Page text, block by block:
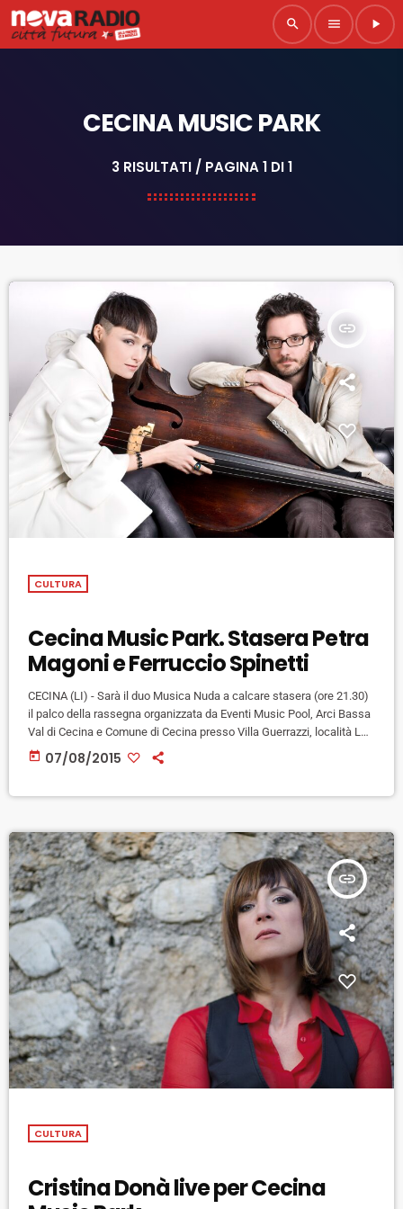
search menu play_arrow
CECINA MUSIC PARK
3 RISULTATI / PAGINA 1 DI 1
insert_link
CULTURA
Cecina Music Park. Stasera Petra
Magoni e Ferruccio Spinetti
CECINA (LI) - Sarà il duo Musica Nuda a calcare stasera (ore 21.30)
il palco della rassegna organizzata da Eventi Music Pool, Arci Bassa
Val di Cecina e Comune di Cecina presso Villa Guerrazzi, località La
Cinquantina. Petra Magoni e Ferrucci Spinetti arrivano al Cecina
Music Park per presentare il nuovo lavoro "Little Wonder", uscito per
today 07/08/2015
insert_link
CULTURA
Cristina Donà live per Cecina